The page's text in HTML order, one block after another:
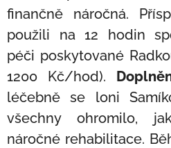
finančně náročná.
použili na 12 hodin
péči poskytované
1200 Kč/hod).
léčebně se loni
všechny ohromilo,
náročné rehabilitace.